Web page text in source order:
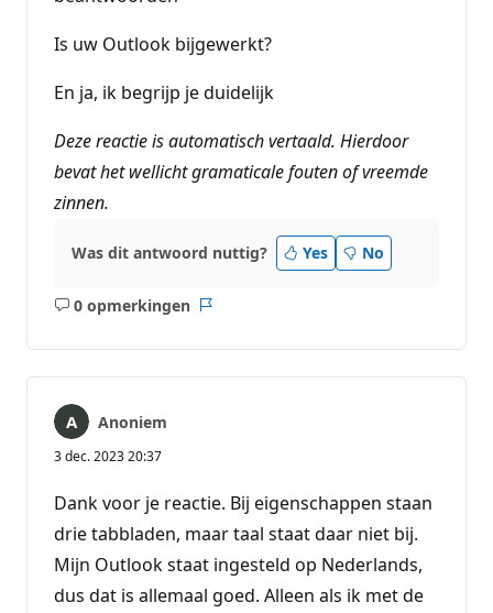
Is uw Outlook bijgewerkt?
En ja, ik begrijp je duidelijk
Deze reactie is automatisch vertaald. Hierdoor
bevat het wellicht gramaticale fouten of vreemde
zinnen.
Was dit antwoord nuttig? Yes No
0 opmerkingen
Geen
Anoniem
3 dec. 2023 20:37
Dank voor je reactie. Bij eigenschappen staan
drie tabbladen, maar taal staat daar niet bij.
Mijn Outlook staat ingesteld op Nederlands,
dus dat is allemaal goed. Alleen als ik met de